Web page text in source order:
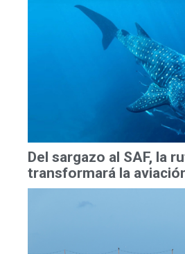
Del sargazo al SAF, la
transformará la